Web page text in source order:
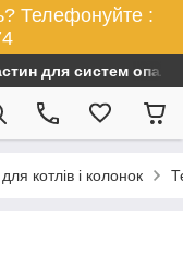
Телефонуйте :
для систем
котлів і колонок